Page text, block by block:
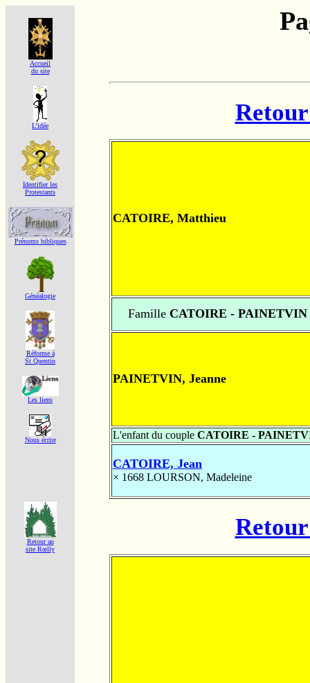
Accueil
du site
L'idée
Identifier les
Protestants
Prénoms bibliques
Généalogie
Réforme á
St Quentin
Les liens
Nous écrire
Retour au
site Rœlly
CATOIRE, Matthieu
Famille CATOIRE - PAINETVIN
PAINETVIN, Jeanne
L'enfant du couple CATOIRE -
CATOIRE, Jean
× 1668 LOURSON, Madeleine